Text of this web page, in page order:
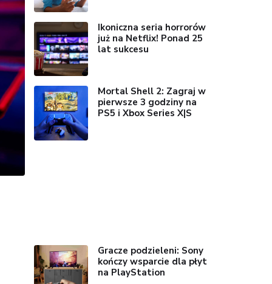
Ikoniczna seria horrorów
już na Netflix! Ponad 25
lat sukcesu
Mortal Shell 2: Zagraj w
pierwsze 3 godziny na
PS5 i Xbox Series X|S
Gracze podzieleni: Sony
kończy wsparcie dla płyt
na PlayStation